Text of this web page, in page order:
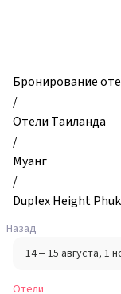
Duplex
Height
Phuket
&
Rooftop
Swimming
Pool,
Муанг,
Таиланд
Бронирование
/
Отели Таиланда
/
Муанг
/
Duplex Height
Назад
14 – 15 августа, 1
Отели